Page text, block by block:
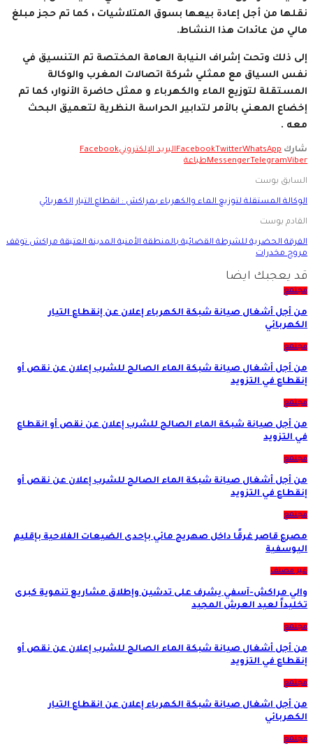
نقلها من أجل إعادة بيعها بسوق المتلاشيات ، كما تم حجز مبلغ
مالي من عائدات هذا النشاط.
إلى ذلك وتحت إشراف النيابة العامة المختصة تم التنسيق في
نفس السياق مع ممثلي شركة اتصالات المغرب والوكالة
المستقلة لتوزيع الماء والكهرباء و ممثل حاضرة الأنوار، كما تم
إخضاع المعني بالأمر لتدابير الحراسة النظرية لتعميق البحث
معه .
شارك FacebookTwitterWhatsApp البريد الإلكترونيFacebook
MessengerTelegramViber طباعة
السابق بوست
الوكالة المستقلة لتوزيع الماء والكهرباء بمراكش : انقطاع التيار الكهربائي
القادم بوست
الفرقة الحضرية للشرطة القضائية بالمنطقة الأمنية المدينة العتيقة مراكش توقف
مروج مخدرات
قد يعجبك ايضا
مجتمع
من أجل أشغال صيانة شبكة الكهرباء إعلان عن إنقطاع التيار
الكهربائي
مجتمع
من أجل أشغال صيانة شبكة الماء الصالح للشرب إعلان عن نقص أو
إنقطاع في التزويد
مجتمع
من أجل صيانة شبكة الماء الصالح للشرب إعلان عن نقص أو انقطاع
في التزويد
مجتمع
من أجل أشغال صيانة شبكة الماء الصالح للشرب إعلان عن نقص أو
إنقطاع في التزويد
مجتمع
مصرع قاصر غرقًا داخل صهريج مائي بإحدى الضيعات الفلاحية بإقليم
اليوسفية
غير مصنف
والي مراكش-آسفي يشرف على تدشين وإطلاق مشاريع تنموية كبرى
تخليداً لعيد العرش المجيد
مجتمع
من أجل أشغال صيانة شبكة الماء الصالح للشرب إعلان عن نقص أو
إنقطاع في التزويد
مجتمع
من أجل اشغال صيانة شبكة الكهرباء إعلان عن انقطاع التيار
الكهربائي
مجتمع